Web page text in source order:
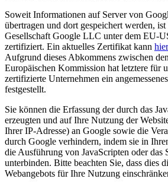
Soweit Informationen auf Server von
übertragen und dort gespeichert werden,
Gesellschaft Google LLC unter dem EU-
zertifiziert. Ein aktuelles Zertifikat kann hier
Aufgrund dieses Abkommens zwischen
Europäischen Kommission hat letztere für
zertifizierte Unternehmen ein
festgestellt.
Sie können die Erfassung der durch das
erzeugten und auf Ihre Nutzung der
Ihrer IP-Adresse) an Google sowie die
durch Google verhindern, indem sie in
die Ausführung von JavaScripten oder das
unterbinden. Bitte beachten Sie, dass dies
Webangebots für Ihre Nutzung